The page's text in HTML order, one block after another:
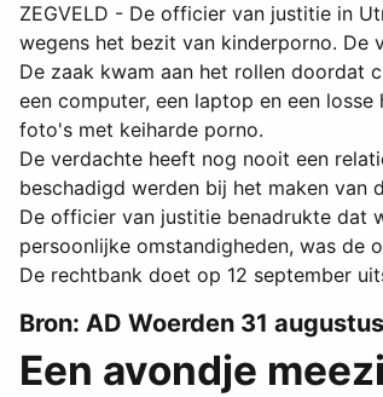
ZEGVELD - De officier van justitie in
wegens het bezit van kinderporno. De
De zaak kwam aan het rollen doordat
een computer, een laptop en een
foto's met keiharde porno.
De verdachte heeft nog nooit een
beschadigd werden bij het maken van
De officier van justitie benadrukte dat
persoonlijke omstandigheden, was de
De rechtbank doet op 12 september
Bron: AD Woerden 31
Een avondje